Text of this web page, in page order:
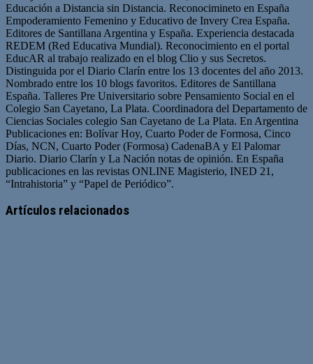
Educación a Distancia sin Distancia. Reconocimineto en España
Empoderamiento Femenino y Educativo de Invery Crea España.
Editores de Santillana Argentina y España. Experiencia destacada
REDEM (Red Educativa Mundial). Reconocimiento en el portal
EducAR al trabajo realizado en el blog Clio y sus Secretos.
Distinguida por el Diario Clarín entre los 13 docentes del año 2013.
Nombrado entre los 10 blogs favoritos. Editores de Santillana
España. Talleres Pre Universitario sobre Pensamiento Social en el
Colegio San Cayetano, La Plata. Coordinadora del Departamento de
Ciencias Sociales colegio San Cayetano de La Plata. En Argentina
Publicaciones en: Bolívar Hoy, Cuarto Poder de Formosa, Cinco
Días, NCN, Cuarto Poder (Formosa) CadenaBA y El Palomar
Diario. Diario Clarín y La Nación notas de opinión. En España
publicaciones en las revistas ONLINE Magisterio, INED 21,
“Intrahistoria” y “Papel de Periódico”.
web
Artículos relacionados